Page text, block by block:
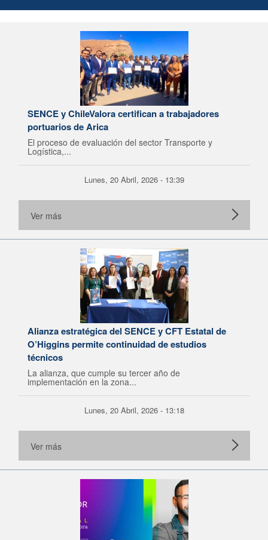
SENCE y ChileValora certifican a trabajadores
portuarios de Arica
El proceso de evaluación del sector Transporte y
Logística,...
Lunes, 20 Abril, 2026 - 13:39
Ver más
Alianza estratégica del SENCE y CFT Estatal de
O’Higgins permite continuidad de estudios
técnicos
La alianza, que cumple su tercer año de
implementación en la zona...
Lunes, 20 Abril, 2026 - 13:18
Ver más